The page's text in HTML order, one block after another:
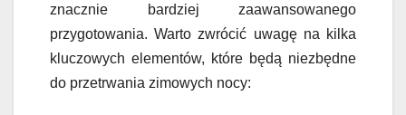
znacznie bardziej zaawansowanego
przygotowania. Warto zwrócić uwagę na kilka
kluczowych elementów, które będą niezbędne
do przetrwania zimowych nocy: